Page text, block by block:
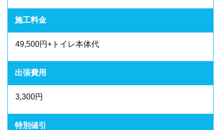
施工料金
49,500円+トイレ本体代
出張費用
3,300円
特別値引